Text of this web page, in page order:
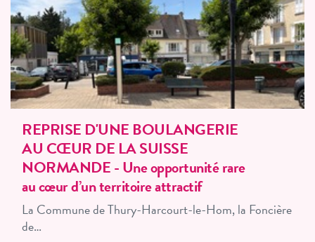
REPRISE D'UNE BOULANGERIE
AU CŒUR DE LA SUISSE
NORMANDE - Une opportunité rare
au cœur d’un territoire attractif
La Commune de Thury-Harcourt-le-Hom, la Foncière
de…